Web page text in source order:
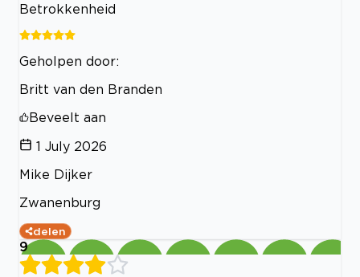
Betrokkenheid
Geholpen door:
Britt van den Branden
Beveelt aan
1 July 2026
Mike Dijker
Zwanenburg
delen
9